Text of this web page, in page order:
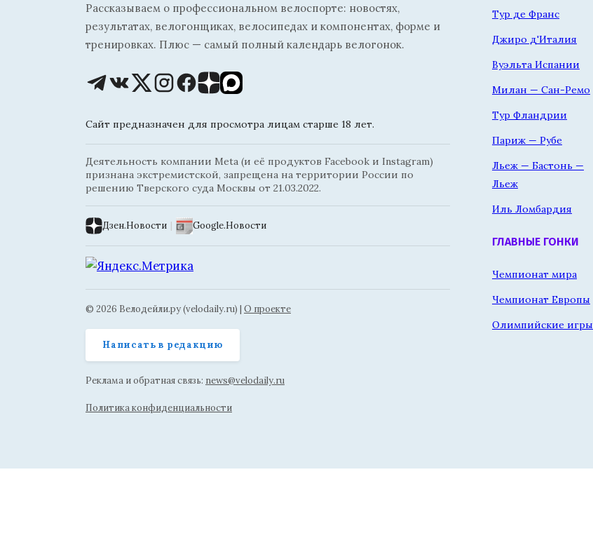
Рассказываем о профессиональном велоспорте: новостях,
результатах, велогонщиках, велосипедах и компонентах, форме и
тренировках. Плюс — самый полный календарь велогонок.
Сайт предназначен для просмотра лицам старше 18 лет.
Деятельность компании Meta (и её продуктов Facebook и Instagram)
признана экстремистской, запрещена на территории России по
решению Тверского суда Москвы от 21.03.2022.
Дзен.Новости | Google.Новости
© 2026 Велодейли.ру (velodaily.ru) | О проекте
Написать в редакцию
Реклама и обратная связь: news@velodaily.ru
Политика конфиденциальности
Тур де Франс
Джиро д'Италия
Вуэльта Испании
Милан — Сан-Ремо
Тур Фландрии
Париж — Рубе
Льеж — Бастонь —
Льеж
Иль Ломбардия
ГЛАВНЫЕ ГОНКИ
Чемпионат мира
Чемпионат Европы
Олимпийские игры